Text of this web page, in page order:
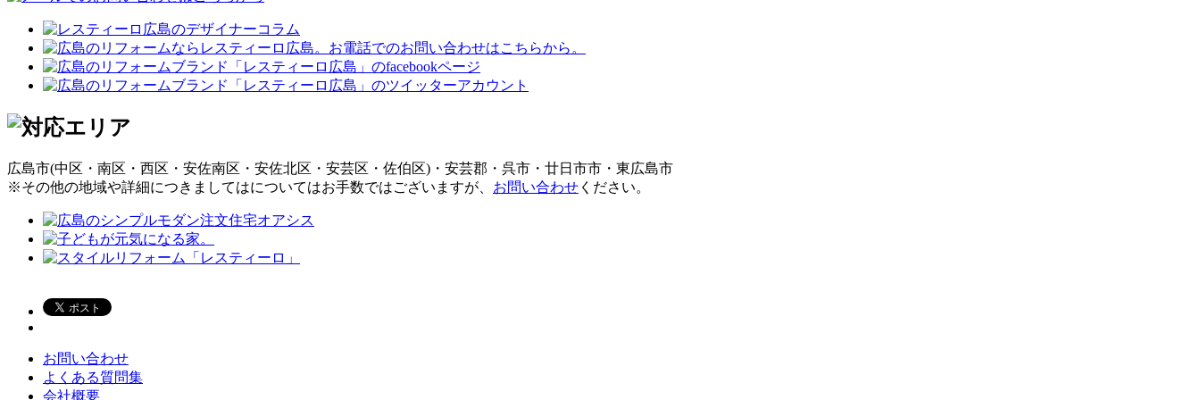
広島市(中区・南区・西区・安佐南区・安佐北区・安芸区・佐伯区)・安芸郡・呉市・廿日市市・東広島市
※その他の地域や詳細につきましてはについてはお手数ではございますが、 お問い合わせ ください。
お問い合わせ
よくある質問集
会社概要